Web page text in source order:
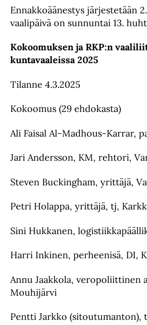
Ennakkoäänestys järjestetään
vaalipäivä on sunnuntai 13.
Kokoomuksen ja RKP:n
kuntavaaleissa 2025
Tilanne 4.3.2025
Kokoomus (29 ehdokasta)
Ali Faisal Al-Madhous-Karrar,
Jari Andersson, KM, rehtori,
Steven Buckingham, yrittäjä,
Petri Holappa, yrittäjä, tj,
Sini Hukkanen,
Harri Inkinen, perheenisä, DI,
Annu Jaakkola, veropoliittinen
Mouhijärvi
Pentti Jarkko (sitoutumanton),